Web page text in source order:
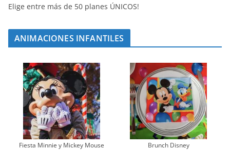
Elige entre más de 50 planes ÚNICOS!
ANIMACIONES INFANTILES
Fiesta Minnie y Mickey Mouse Brunch Disney